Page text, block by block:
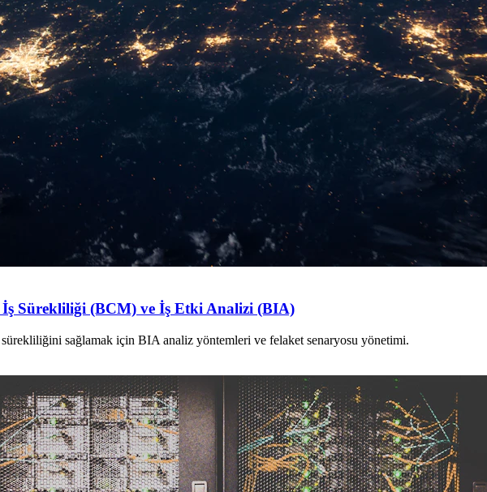
Sürekliliği (BCM) ve İş Etki Analizi (BIA)
sağlamak için BIA analiz yöntemleri ve felaket senaryosu yönetimi.